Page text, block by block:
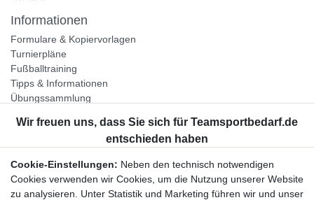
Informationen
Formulare & Kopiervorlagen
Turnierpläne
Fußballtraining
Tipps & Informationen
Übungssammlung
Unternehmen
Widerrufsrecht
Cookie-Einstellungen: Neben den technisch notwendigen
Cookies verwenden wir Cookies, um die Nutzung unserer Website
zu analysieren. Unter Statistik und Marketing führen wir und unser